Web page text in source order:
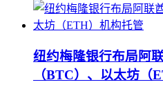
纽约梅隆银行布局阿
（BTC）、以太坊（